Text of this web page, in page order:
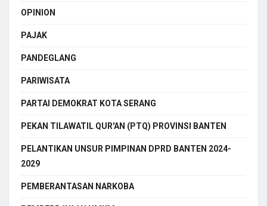
OPINION
PAJAK
PANDEGLANG
PARIWISATA
PARTAI DEMOKRAT KOTA SERANG
PEKAN TILAWATIL QUR'AN (PTQ) PROVINSI BANTEN
PELANTIKAN UNSUR PIMPINAN DPRD BANTEN 2024-
2029
PEMBERANTASAN NARKOBA